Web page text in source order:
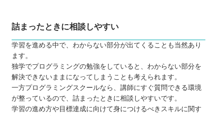
詰まったときに相談しやすい
学習を進める中で、わからない部分が出てくることも当然あり
ます。
独学でプログラミングの勉強をしていると、わからない部分を
解決できないままになってしまうことも考えられます。
一方プログラミングスクールなら、講師にすぐ質問できる環境
が整っているので、詰まったときに相談しやすいです。
学習の進め方や目標達成に向けて身につけるべきスキルに関す